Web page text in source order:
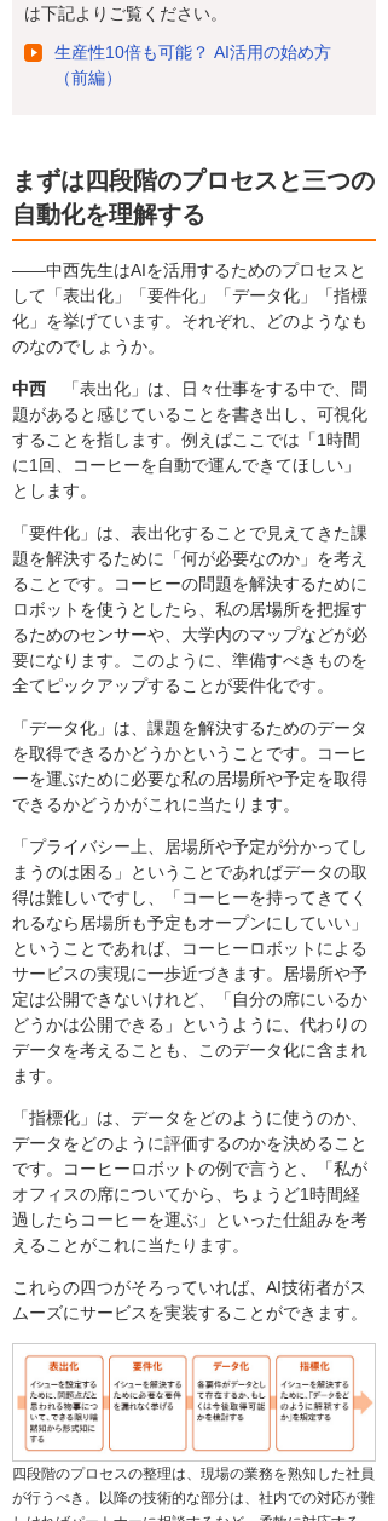
は下記よりご覧ください。
生産性10倍も可能？ AI活用の始め方
（前編）
まずは四段階のプロセスと三つの
自動化を理解する
――中西先生はAIを活用するためのプロセスと
して「表出化」「要件化」「データ化」「指標
化」を挙げています。それぞれ、どのようなも
のなのでしょうか。
中西 「表出化」は、日々仕事をする中で、問
題があると感じていることを書き出し、可視化
することを指します。例えばここでは「1時間
に1回、コーヒーを自動で運んできてほしい」
とします。
「要件化」は、表出化することで見えてきた課
題を解決するために「何が必要なのか」を考え
ることです。コーヒーの問題を解決するために
ロボットを使うとしたら、私の居場所を把握す
るためのセンサーや、大学内のマップなどが必
要になります。このように、準備すべきものを
全てピックアップすることが要件化です。
「データ化」は、課題を解決するためのデータ
を取得できるかどうかということです。コーヒ
ーを運ぶために必要な私の居場所や予定を取得
できるかどうかがこれに当たります。
「プライバシー上、居場所や予定が分かってし
まうのは困る」ということであればデータの取
得は難しいですし、「コーヒーを持ってきてく
れるなら居場所も予定もオープンにしていい」
ということであれば、コーヒーロボットによる
サービスの実現に一歩近づきます。居場所や予
定は公開できないけれど、「自分の席にいるか
どうかは公開できる」というように、代わりの
データを考えることも、このデータ化に含まれ
ます。
「指標化」は、データをどのように使うのか、
データをどのように評価するのかを決めること
です。コーヒーロボットの例で言うと、「私が
オフィスの席についてから、ちょうど1時間経
過したらコーヒーを運ぶ」といった仕組みを考
えることがこれに当たります。
これらの四つがそろっていれば、AI技術者がス
ムーズにサービスを実装することができます。
四段階のプロセスの整理は、現場の業務を熟知した社員
が行うべき。以降の技術的な部分は、社内での対応が難